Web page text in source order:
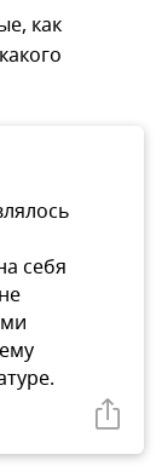
как
себя